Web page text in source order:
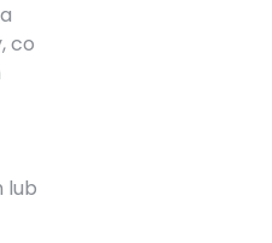
co
lub